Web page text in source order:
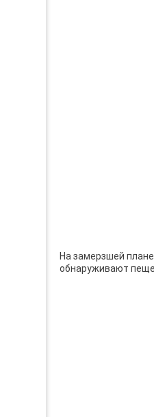
На замерзшей
обнаруживают